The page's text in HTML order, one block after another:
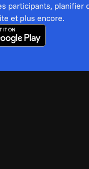
participants, planifier
et plus encore.